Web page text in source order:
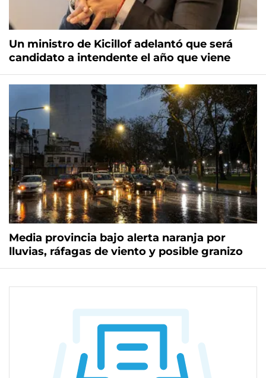
Un ministro de Kicillof adelantó que será
candidato a intendente el año que viene
Media provincia bajo alerta naranja por
lluvias, ráfagas de viento y posible granizo